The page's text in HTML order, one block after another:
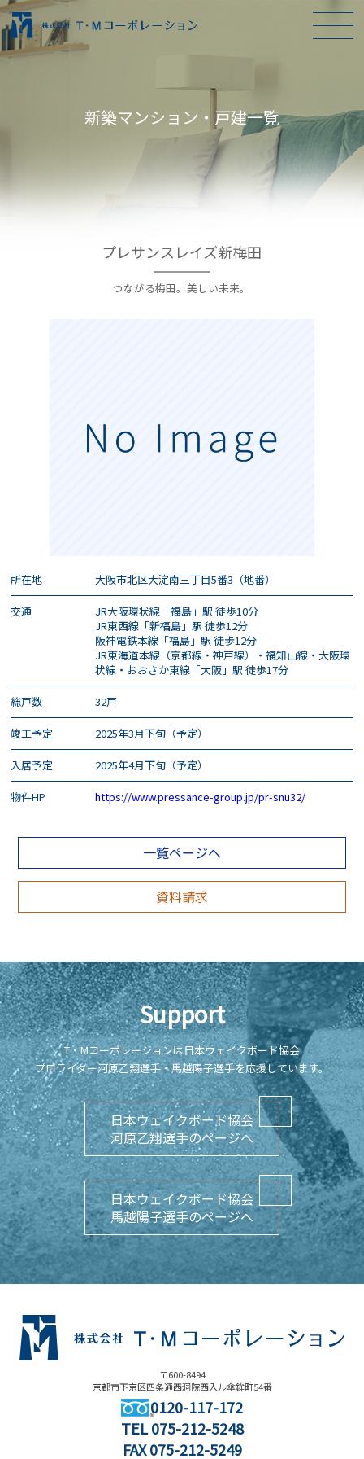
新築マンション・戸建一覧
プレサンスレイズ新梅田
つながる梅田。美しい未来。
所在地 大阪市北区大淀南三丁目5番3（地番）
交通
JR大阪環状線「福島」駅 徒歩10分
JR東西線「新福島」駅 徒歩12分
阪神電鉄本線「福島」駅 徒歩12分
JR東海道本線（京都線・神戸線）・福知山線・大阪環
状線・おおさか東線「大阪」駅 徒歩17分
総戸数 32戸
竣工予定 2025年3月下旬（予定）
入居予定 2025年4月下旬（予定）
物件HP https://www.pressance-group.jp/pr-snu32/
一覧ページへ
資料請求
Support
T・Mコーポレーションは日本ウェイクボード協会
プロライダー河原乙翔選手・馬越陽子選手を応援しています。
日本ウェイクボード協会
河原乙翔選手のページへ
日本ウェイクボード協会
馬越陽子選手のページへ
〒600-8494
京都市下京区四条通西洞院西入ル傘鉾町54番
0120-117-172
TEL075-212-5248
FAX 075-212-5249